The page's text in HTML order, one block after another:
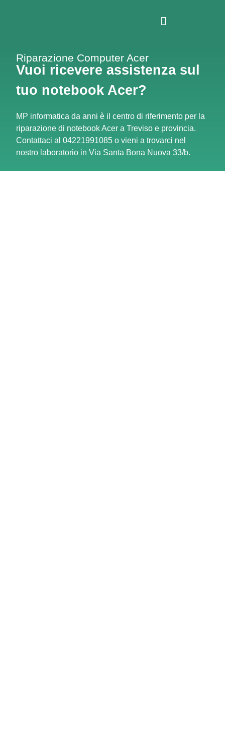
Riparazione Computer Acer
Vuoi ricevere assistenza sul
tuo notebook Acer?
MP informatica da anni è il centro di riferimento per la
riparazione di notebook Acer a Treviso e provincia.
Contattaci al 04221991085 o vieni a trovarci nel
nostro laboratorio in Via Santa Bona Nuova 33/b.